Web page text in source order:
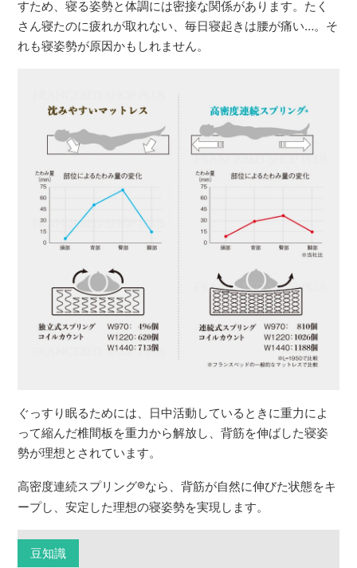
すため、寝る姿勢と体調には密接な関係があります。たく
さん寝たのに疲れが取れない、毎日寝起きは腰が痛い…。そ
れも寝姿勢が原因かもしれません。
ぐっすり眠るためには、日中活動しているときに重力によ
って縮んだ椎間板を重力から解放し、背筋を伸ばした寝姿
勢が理想とされています。
高密度連続スプリング®なら、背筋が自然に伸びた状態をキ
ープし、安定した理想の寝姿勢を実現します。
豆知識